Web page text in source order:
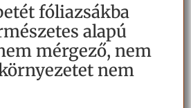
fóliazsákba
alapú
mérgező, nem
nem